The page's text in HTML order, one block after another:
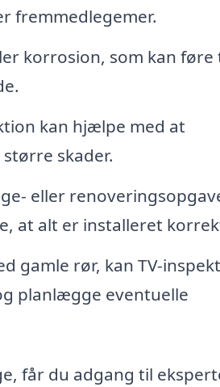
fremmedlegemer.
korrosion, som kan føre
kan hjælpe med at
skader.
eller
at alt er installeret
gamle rør, kan TV-
planlægge eventuelle
får du adgang til